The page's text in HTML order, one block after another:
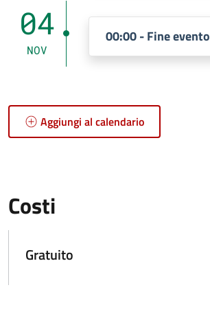
04
NOV
00:00 - Fine evento
Aggiungi al calendario
Costi
Gratuito